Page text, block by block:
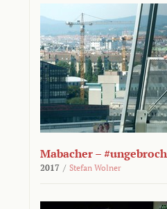
Mabacher –
2017 / Stefan Wolner